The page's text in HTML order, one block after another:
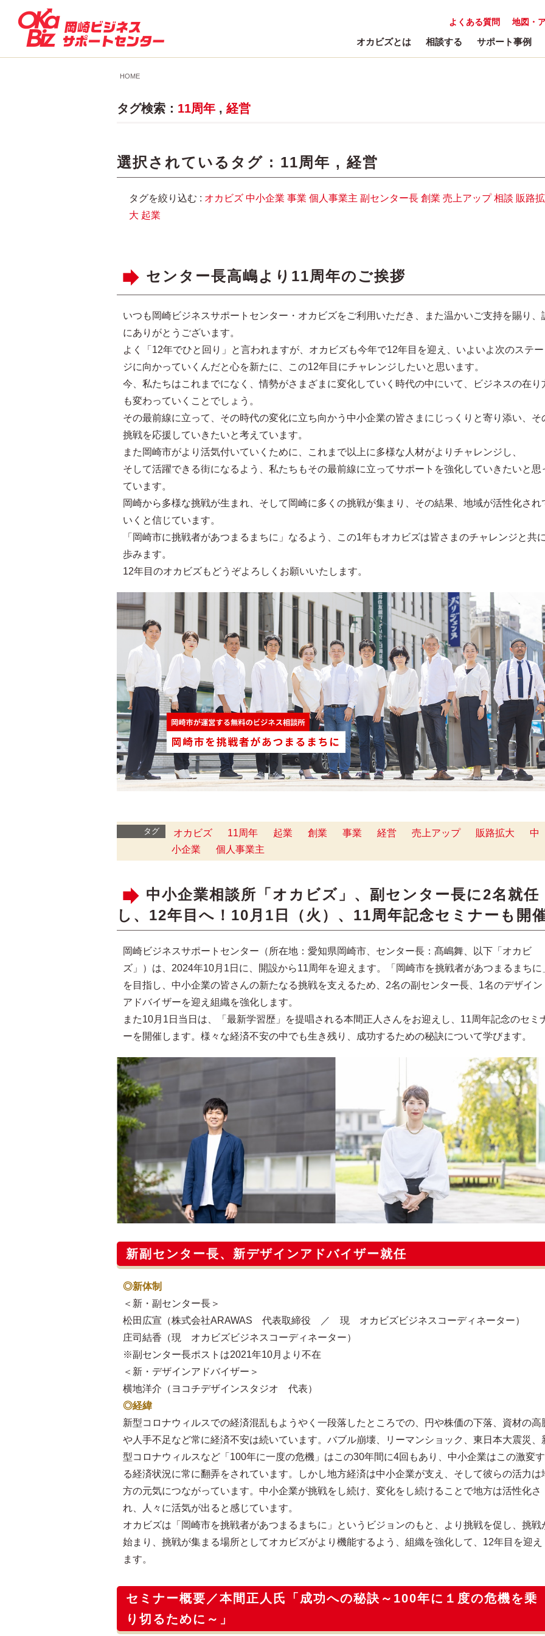
地図・
よくある質問
オカビズとは 相談する サポート事例
HOME
タグ検索： 11周年 , 経営
選択されているタグ : 11周年 , 経営
タグを絞り込む : オカビズ 中小企業 事業 個人事業主 副センター長 創業 売上アップ 相談 販路拡
大 起業
センター長高嶋より11周年のご挨拶
いつも岡崎ビジネスサポートセンター・オカビズをご利用いただき、また温かいご支持を賜り、
にありがとうございます。
よく「12年でひと回り」と言われますが、オカビズも今年で12年目を迎え、いよいよ次のステー
ジに向かっていくんだと心を新たに、この12年目にチャレンジしたいと思います。
今、私たちはこれまでになく、情勢がさまざまに変化していく時代の中にいて、ビジネスの在り
も変わっていくことでしょう。
その最前線に立って、その時代の変化に立ち向かう中小企業の皆さまにじっくりと寄り添い、そ
挑戦を応援していきたいと考えています。
また岡崎市がより活気付いていくために、これまで以上に多様な人材がよりチャレンジし、
そして活躍できる街になるよう、私たちもその最前線に立ってサポートを強化していきたいと思
ています。
岡崎から多様な挑戦が生まれ、そして岡崎に多くの挑戦が集まり、その結果、地域が活性化され
いくと信じています。
「岡崎市に挑戦者があつまるまちに」なるよう、この1年もオカビズは皆さまのチャレンジと共に
歩みます。
12年目のオカビズもどうぞよろしくお願いいたします。
タグ オカビズ 11周年 起業 創業 事業 経営 売上アップ 販路拡大
中
小企業
個人事業主
中小企業相談所「オカビズ」、副センター長に2名就任
し、12年目へ！10月1日（火）、11周年記念セミナーも開
岡崎ビジネスサポートセンター（所在地：愛知県岡崎市、センター長：髙嶋舞、以下「オカビ
ズ」）は、2024年10月1日に、開設から11周年を迎えます。「岡崎市を挑戦者があつまるまちに
を目指し、中小企業の皆さんの新たなる挑戦を支えるため、2名の副センター長、1名のデザイン
アドバイザーを迎え組織を強化します。
また10月1日当日は、「最新学習歴」を提唱される本間正人さんをお迎えし、11周年記念のセミ
ーを開催します。様々な経済不安の中でも生き残り、成功するための秘訣について学びます。
新副センター長、新デザインアドバイザー就任
◎新体制
＜新・副センター長＞
松田広宣（株式会社ARAWAS 代表取締役 ／ 現 オカビズビジネスコーディネーター）
庄司結香（現 オカビズビジネスコーディネーター）
※副センター長ポストは2021年10月より不在
＜新・デザインアドバイザー＞
横地洋介（ヨコチデザインスタジオ 代表）
◎経緯
新型コロナウィルスでの経済混乱もようやく一段落したところでの、円や株価の下落、資材の高
や人手不足など常に経済不安は続いています。バブル崩壊、リーマンショック、東日本大震災、
型コロナウィルスなど「100年に一度の危機」はこの30年間に4回もあり、中小企業はこの激変す
る経済状況に常に翻弄をされています。しかし地方経済は中小企業が支え、そして彼らの活力は
方の元気につながっています。中小企業が挑戦をし続け、変化をし続けることで地方は活性化さ
れ、人々に活気が出ると感じています。
オカビズは「岡崎市を挑戦者があつまるまちに」というビジョンのもと、より挑戦を促し、挑戦
始まり、挑戦が集まる場所としてオカビズがより機能するよう、組織を強化して、12年目を迎え
ます。
セミナー概要／本間正人氏「成功への秘訣～100年に１度の危機を乗
り切るために～」